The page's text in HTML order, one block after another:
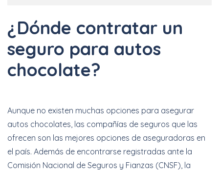
¿Dónde contratar un
seguro para autos
chocolate?
Aunque no existen muchas opciones para asegurar
autos chocolates, las compañías de seguros que las
ofrecen son las mejores opciones de aseguradoras en
el país. Además de encontrarse registradas ante la
Comisión Nacional de Seguros y Fianzas (CNSF), la